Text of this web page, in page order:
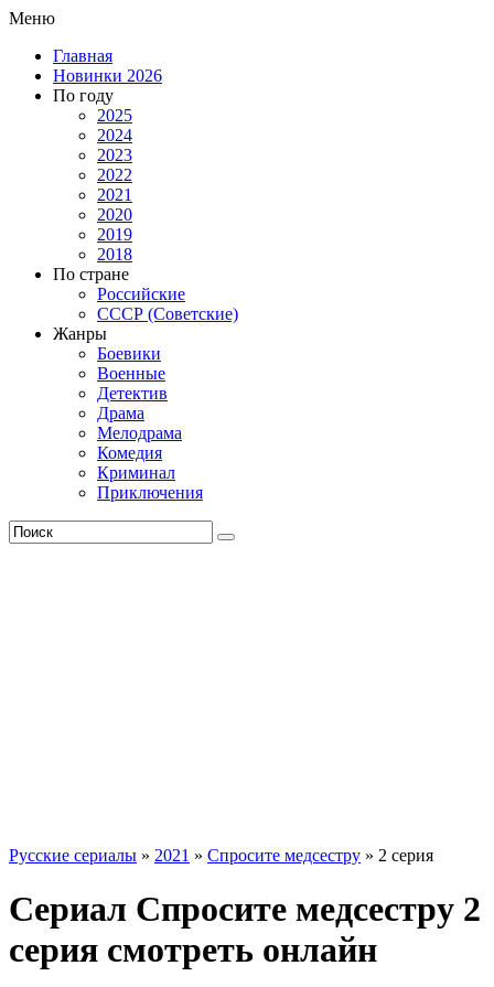
Меню
Главная
Новинки 2026
По году
2025
2024
2023
2022
2021
2020
2019
2018
По стране
Российские
СССР (Советские)
Жанры
Боевики
Военные
Детектив
Драма
Мелодрама
Комедия
Криминал
Приключения
Русские сериалы » 2021 » Спросите медсестру » 2 серия
Сериал Спросите медсестру 2
серия смотреть онлайн